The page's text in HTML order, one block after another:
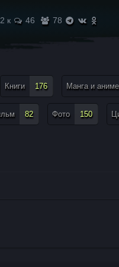
к 46 78
Книги 176 Манга и аниме
82 Фото 150